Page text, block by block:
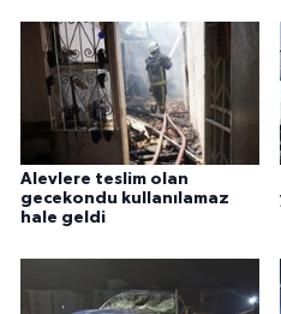
Alevlere teslim olan
gecekondu kullanılamaz
hale geldi